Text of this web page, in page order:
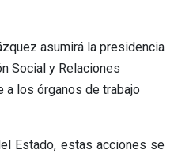
asumirá la presidencia
Social y Relaciones
a los órganos de trabajo
Estado, estas acciones se